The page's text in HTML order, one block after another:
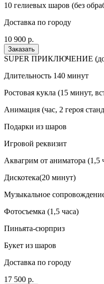
10 гелиевых шаров (без
Доставка по городу
10 900 р.
Заказать
SUPER ПРИКЛЮЧЕНИЕ (до
Длительность 140 минут
Ростовая кукла (15 минут,
Анимация (час, 2 героя
Подарки из шаров
Игровой реквизит
Аквагрим от аниматора (1,5
Дискотека(20 минут)
Музыкальное
Фотосъемка (1,5 часа)
Пиньята-сюрприз
Букет из шаров
Доставка по городу
17 500 р.